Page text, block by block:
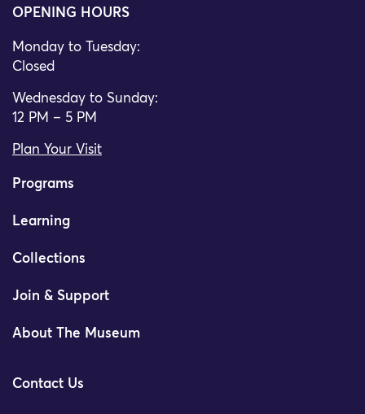
OPENING HOURS
Monday to Tuesday:
Closed
Wednesday to Sunday:
12 PM – 5 PM
Plan Your Visit
Programs
Learning
Collections
Join & Support
About The Museum
Contact Us